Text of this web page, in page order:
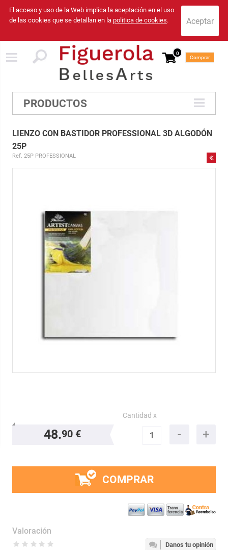
El acceso y uso de la Web implica la aceptación en el uso
de las cookies que se detallan en la politica de cookies.
0
Comprar
PRODUCTOS
LIENZO CON BASTIDOR PROFESSIONAL 3D ALGODÓN
25P
Ref. 25P PROFESSIONAL
48.90 €
Cantidad x
COMPRAR
Danos tu opinión
Valoración